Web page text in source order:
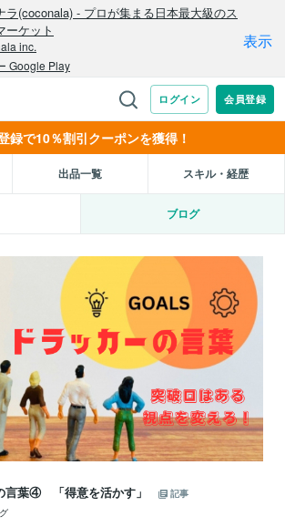
録で10％割引クーポンを獲得！
出品一覧 スキル・経歴
ブログ
葉④ 「得意を活かす」
記事